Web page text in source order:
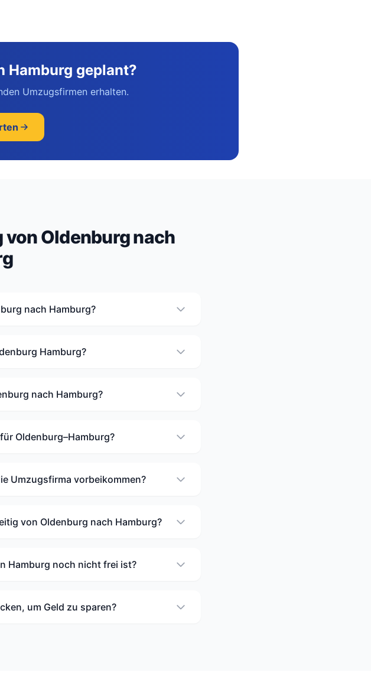
Hamburg geplant?
Umzugsfirmen erhalten.
von Oldenburg nach
nach Hamburg?
Hamburg?
nach Hamburg?
Oldenburg–Hamburg?
Umzugsfirma vorbeikommen?
von Oldenburg nach Hamburg?
Hamburg noch nicht frei ist?
um Geld zu sparen?